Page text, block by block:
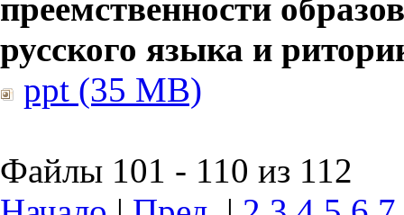
преемственности
русского языка и
ppt (35 MB)
Файлы 101 - 110 из 112